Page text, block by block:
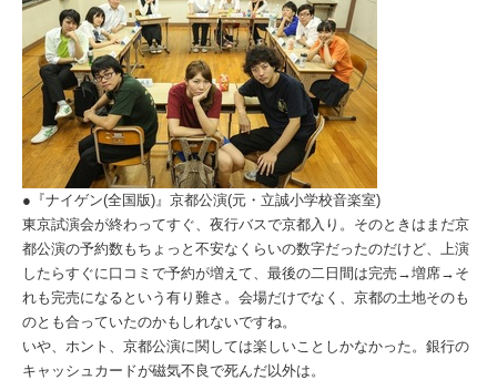
●『ナイゲン(全国版)』京都公演(元・立誠小学校音楽室)
東京試演会が終わってすぐ、夜行バスで京都入り。そのときはまだ京
都公演の予約数もちょっと不安なくらいの数字だったのだけど、上演
したらすぐに口コミで予約が増えて、最後の二日間は完売→増席→そ
れも完売になるという有り難さ。会場だけでなく、京都の土地そのも
のとも合っていたのかもしれないですね。
いや、ホント、京都公演に関しては楽しいことしかなかった。銀行の
キャッシュカードが磁気不良で死んだ以外は。